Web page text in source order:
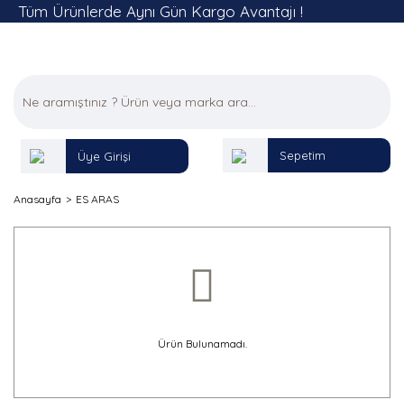
Tüm Ürünlerde Aynı Gün Kargo Avantajı !
Üye Girişi Sepetim
Anasayfa ES ARAS
Ürün Bulunamadı.